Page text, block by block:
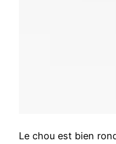
Le chou est bien